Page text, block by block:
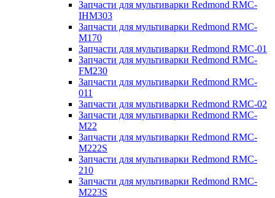
Запчасти для мультиварки Redmond RMC-
IHM303
Запчасти для мультиварки Redmond RMC-
M170
Запчасти для мультиварки Redmond RMC-01
Запчасти для мультиварки Redmond RMC-
FM230
Запчасти для мультиварки Redmond RMC-
011
Запчасти для мультиварки Redmond RMC-02
Запчасти для мультиварки Redmond RMC-
M22
Запчасти для мультиварки Redmond RMC-
M222S
Запчасти для мультиварки Redmond RMC-
210
Запчасти для мультиварки Redmond RMC-
M223S